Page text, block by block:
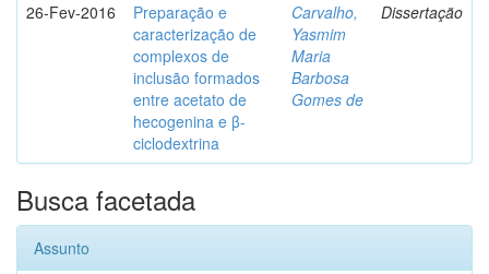
26-Fev-2016
Preparação e
caracterização de
complexos de
inclusão formados
entre acetato de
hecogenina e β-
ciclodextrina
Carvalho,
Yasmim
Maria
Barbosa
Gomes de
Dissertação
Busca facetada
Assunto